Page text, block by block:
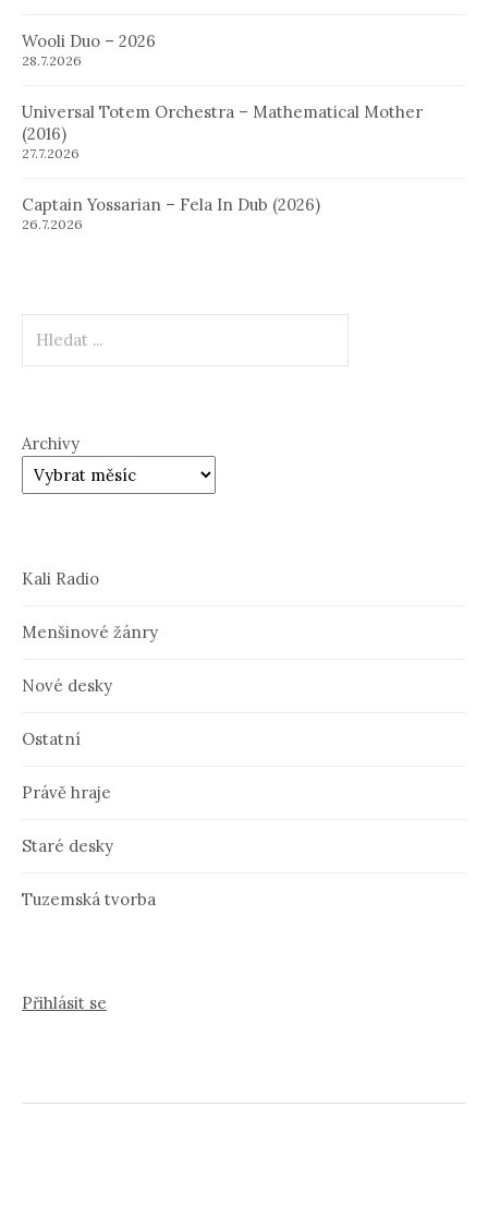
Wooli Duo – 2026
28.7.2026
Universal Totem Orchestra – Mathematical Mother
(2016)
27.7.2026
Captain Yossarian – Fela In Dub (2026)
26.7.2026
Archivy
Kali Radio
Menšinové žánry
Nové desky
Ostatní
Právě hraje
Staré desky
Tuzemská tvorba
Přihlásit se